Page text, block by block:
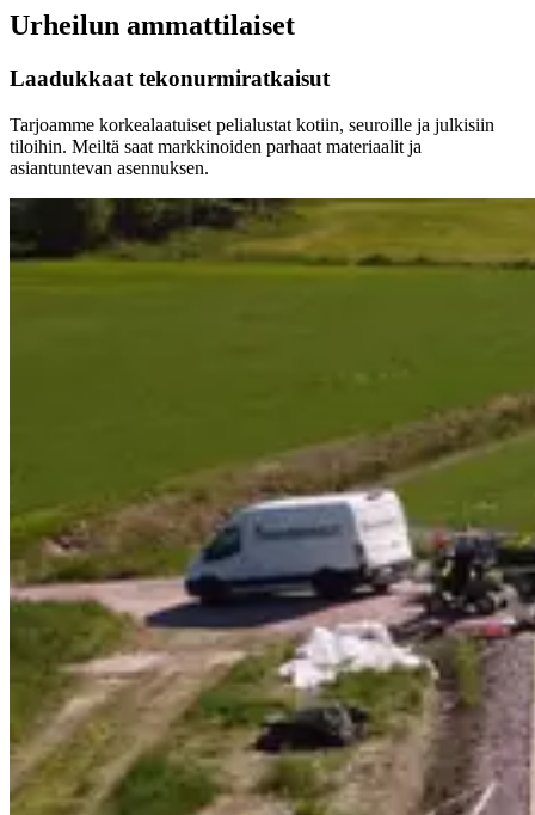
Urheilun ammattilaiset
Laadukkaat tekonurmiratkaisut
Tarjoamme korkealaatuiset pelialustat kotiin, seuroille ja julkisiin
tiloihin. Meiltä saat markkinoiden parhaat materiaalit ja
asiantuntevan asennuksen.